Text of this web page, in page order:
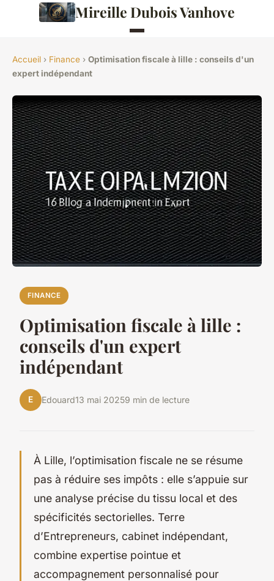
Mireille Dubois Vanhove
Accueil › Finance › Optimisation fiscale à lille : conseils d'un
expert indépendant
FINANCE
Optimisation fiscale à lille :
conseils d'un expert
indépendant
E Edouard13 mai 20259 min de lecture
À Lille, l’optimisation fiscale ne se résume
pas à réduire ses impôts : elle s’appuie sur
une analyse précise du tissu local et des
spécificités sectorielles. Terre
d’Entrepreneurs, cabinet indépendant,
combine expertise pointue et
accompagnement personnalisé pour